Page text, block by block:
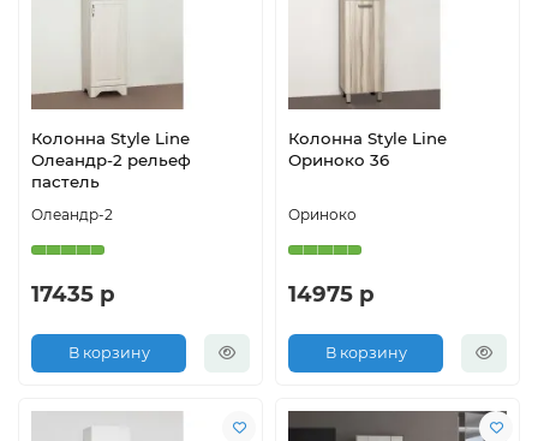
Колонна Style Line
Олеандр-2 рельеф
пастель
Олеандр-2
17435 р
В корзину
Колонна Style Line
Ориноко 36
Ориноко
14975 р
В корзину